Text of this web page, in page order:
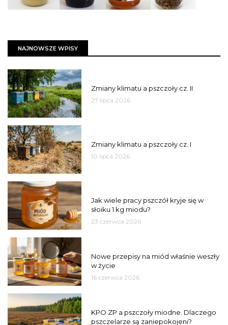
NAJNOWSZE WPISY
Zmiany klimatu a pszczoły cz. II
27 lipca 2026
Zmiany klimatu a pszczoły cz. I
10 lipca 2026
Jak wiele pracy pszczół kryje się w
słoiku 1 kg miodu?
23 czerwca 2026
Nowe przepisy na miód właśnie weszły
w życie
16 czerwca 2026
KPO ZP a pszczoły miodne. Dlaczego
pszczelarze są zaniepokojeni?